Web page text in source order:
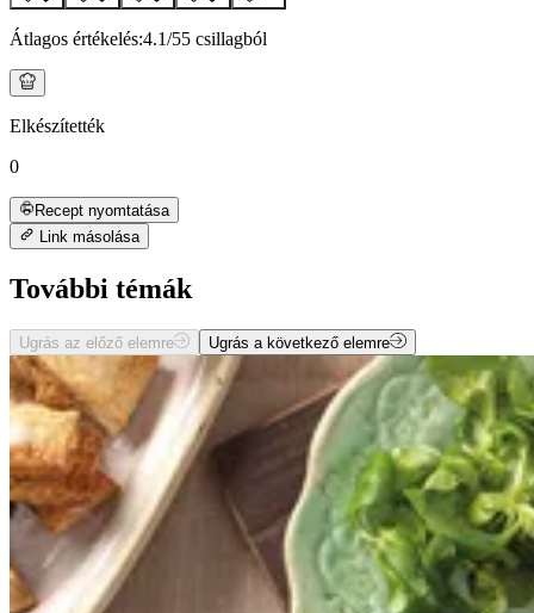
Átlagos értékelés:4.1/55 csillagból
Elkészítették
0
Recept nyomtatása
Link másolása
További témák
Ugrás az előző elemre Ugrás a következő elemre